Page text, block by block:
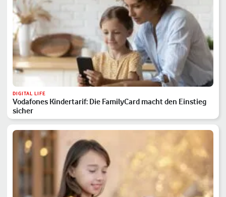
DIGITAL LIFE
Vodafones Kindertarif: Die FamilyCard macht den Einstieg
sicher